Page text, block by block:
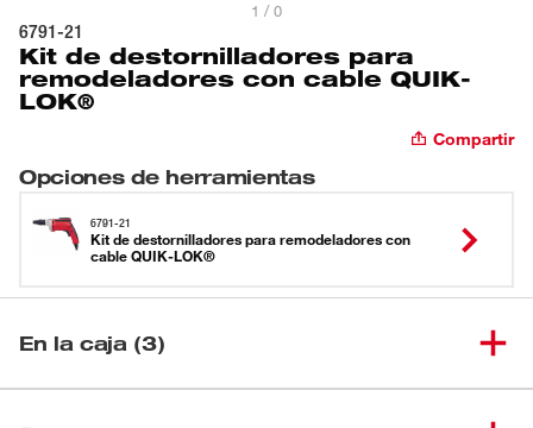
1 / 0
6791-21
Kit de destornilladores para
remodeladores con cable QUIK-
LOK®
Compartir
Opciones de herramientas
6791-21
Kit de destornilladores para remodeladores con
cable QUIK-LOK®
En la caja (3)